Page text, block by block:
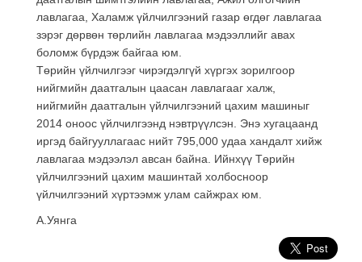
лавлагаа, Халамж үйлчилгээний газар өгдөг лавлагаа
зэрэг дөрвөн төрлийн лавлагаа мэдээллийг авах
боломж бүрдэж байгаа юм.
Төрийн үйлчилгээг чирэгдэлгүй хүргэх зорилгоор
нийгмийн даатгалын цаасан лавлагааг халж,
нийгмийн даатгалын үйлчилгээний цахим машиныг
2014 оноос үйлчилгээнд нэвтрүүлсэн. Энэ хугацаанд
иргэд байгууллагаас нийт 795,000 удаа хандалт хийж
лавлагаа мэдээлэл авсан байна. Ийнхүү Төрийн
үйлчилгээний цахим машинтай холбосноор
үйлчилгээний хүртээмж улам сайжрах юм.
А.Уянга